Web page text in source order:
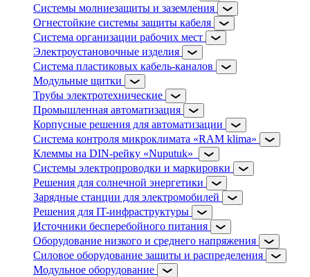
Системы молниезащиты и заземления
Огнестойкие системы защиты кабеля
Система организации рабочих мест
Электроустановочные изделия
Система пластиковых кабель-каналов
Модульные щитки
Трубы электротехнические
Промышленная автоматизация
Корпусные решения для автоматизации
Система контроля микроклимата «RAM klima»
Клеммы на DIN-рейку «Nuputuk»
Системы электропроводки и маркировки
Решения для солнечной энергетики
Зарядные станции для электромобилей
Решения для IT-инфраструктуры
Источники бесперебойного питания
Оборудование низкого и среднего напряжения
Силовое оборудование защиты и распределения
Модульное оборудование